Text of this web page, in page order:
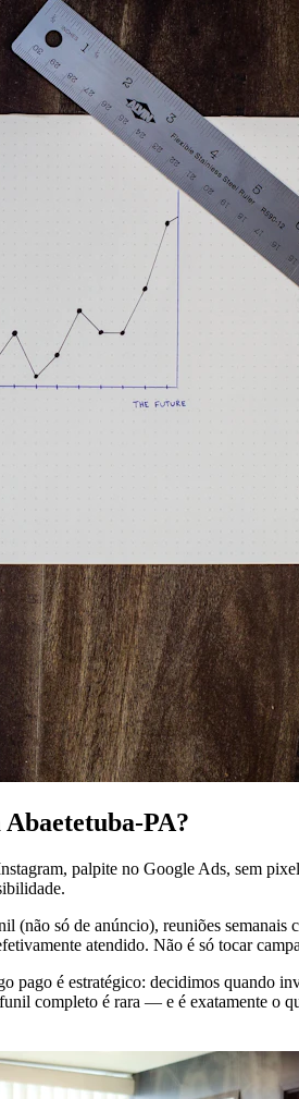
PA?
palpite no Google Ads, sem
só de anúncio), reuniões
atendido. Não é só tocar
pago é estratégico: decidimos quando
completo é rara — e é exatamente o